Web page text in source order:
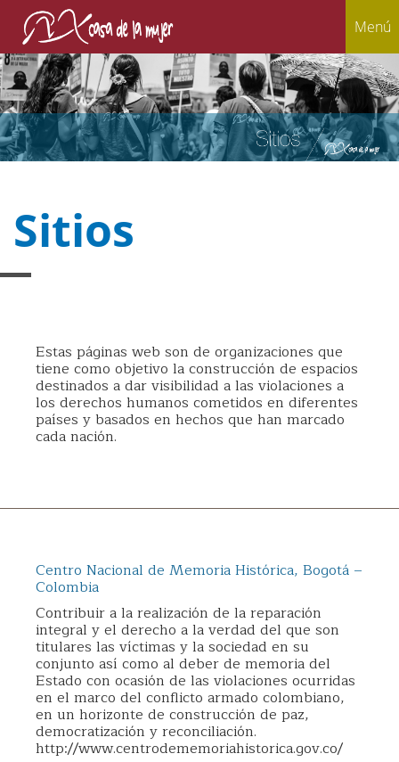
Menú
Sitios
Estas páginas web son de organizaciones que
tiene como objetivo la construcción de espacios
destinados a dar visibilidad a las violaciones a
los derechos humanos cometidos en diferentes
países y basados en hechos que han marcado
cada nación.
Centro Nacional de Memoria Histórica, Bogotá –
Colombia
Contribuir a la realización de la reparación
integral y el derecho a la verdad del que son
titulares las víctimas y la sociedad en su
conjunto así como al deber de memoria del
Estado con ocasión de las violaciones ocurridas
en el marco del conflicto armado colombiano,
en un horizonte de construcción de paz,
democratización y reconciliación.
http://www.centrodememoriahistorica.gov.co/